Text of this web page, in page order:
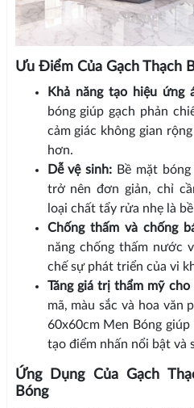
Ưu Điểm Của Gạch Thạch
Khả năng tạo hiệu ứng
bóng giúp gạch phản
cảm giác không gian
hơn.
Dễ vệ sinh: Bề mặt
trở nên đơn giản, chỉ
loại chất tẩy rửa nhẹ là
Chống thấm và chống
năng chống thấm nước
chế sự phát triển của vi
Tăng giá trị thẩm mỹ cho
mã, màu sắc và hoa văn
60x60cm Men Bóng giúp
tạo điểm nhấn nổi bật và
Ứng Dụng Của Gạch
Bóng